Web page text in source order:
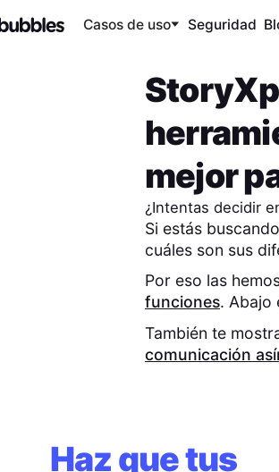
Casos de uso Seguridad
mejor
¿Intentas decidir
Si estás
cuáles son sus
Por eso las
funciones. Abajo
También te
comunicación
Haz que tus